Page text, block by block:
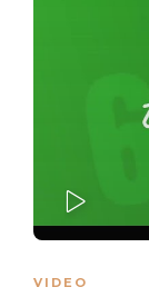
VIDEO